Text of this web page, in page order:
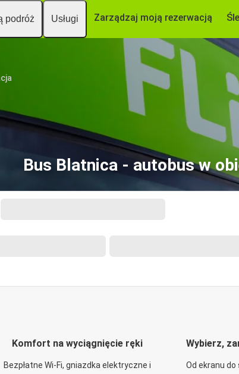
podróż Usługi Zarządzaj moją rezerwacją
Bus Blatnica - autobus w
Komfort na wyciągnięcie ręki
Bezpłatne Wi-Fi, gniazdka elektryczne i
Wybierz,
Od ekranu